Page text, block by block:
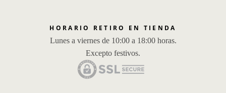
HORARIO RETIRO EN TIENDA
Lunes a viernes de 10:00 a 18:00 horas.
Excepto festivos.